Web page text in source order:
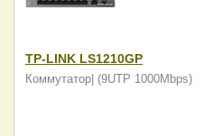
TP-LINK LS1210GP
Коммутатор| (9UTP 1000Mbps)